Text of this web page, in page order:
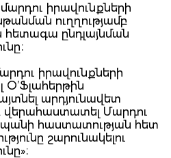
իրավունքների
ուղղությամբ
հետագա ընդլայնման
իրավունքների
արդյունավետ
Մարդու
հաստատության հետ
շարունակելու